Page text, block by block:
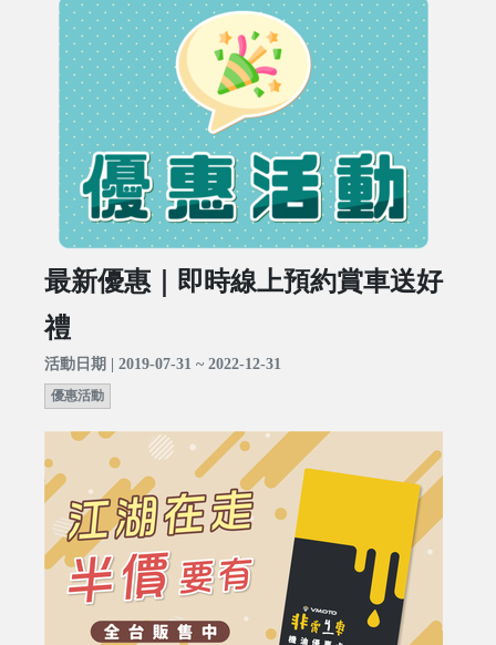
最新優惠｜即時線上預約賞車送好
禮
活動日期 | 2019-07-31 ~ 2022-12-31
優惠活動